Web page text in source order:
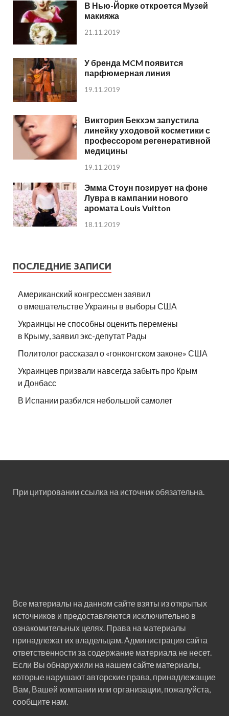
В Нью-Йорке откроется Музей
макияжа
21.11.2019
У бренда MCM появится
парфюмерная линия
19.11.2019
Виктория Бекхэм запустила
линейку уходовой косметики с
профессором регенеративной
медицины
19.11.2019
Эмма Стоун позирует на фоне
Лувра в кампании нового
аромата Louis Vuitton
18.11.2019
ПОСЛЕДНИЕ ЗАПИСИ
Американский конгрессмен заявил
о вмешательстве Украины в выборы США
Украинцы не способны оценить перемены
в Крыму, заявил экс-депутат Рады
Политолог рассказал о «гонконгском законе» США
Украинцев призвали навсегда забыть про Крым
и Донбасс
В Испании разбился небольшой самолет
При цитировании ссылка на источник обязательна.
Все материалы на данном сайте взяты из открытых
источников и предоставляются исключительно в
ознакомительных целях. Права на материалы
принадлежат их владельцам. Администрация сайта
ответственности за содержание материала не несет.
Если Вы обнаружили на нашем сайте материалы,
которые нарушают авторские права, принадлежащие
Вам, Вашей компании или организации, пожалуйста,
сообщите нам.